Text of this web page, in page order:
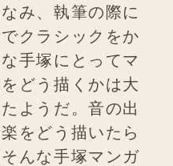
み、執筆の際に
クラシックをか
手塚にとってマ
どう描くかは大
ようだ。音の出
をどう描いたら
んな手塚マンガ